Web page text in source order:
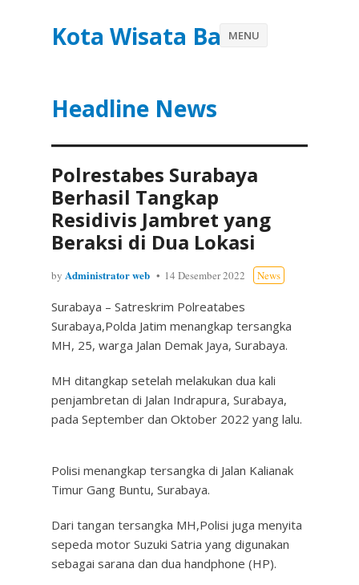
Kota Wisata Batu
Headline News
MENU
Polrestabes Surabaya
Berhasil Tangkap
Residivis Jambret yang
Beraksi di Dua Lokasi
by Administrator web 14 Desember 2022 News
Surabaya – Satreskrim Polreatabes
Surabaya,Polda Jatim menangkap tersangka
MH, 25, warga Jalan Demak Jaya, Surabaya.
MH ditangkap setelah melakukan dua kali
penjambretan di Jalan Indrapura, Surabaya,
pada September dan Oktober 2022 yang lalu.
Polisi menangkap tersangka di Jalan Kalianak
Timur Gang Buntu, Surabaya.
Dari tangan tersangka MH,Polisi juga menyita
sepeda motor Suzuki Satria yang digunakan
sebagai sarana dan dua handphone (HP).